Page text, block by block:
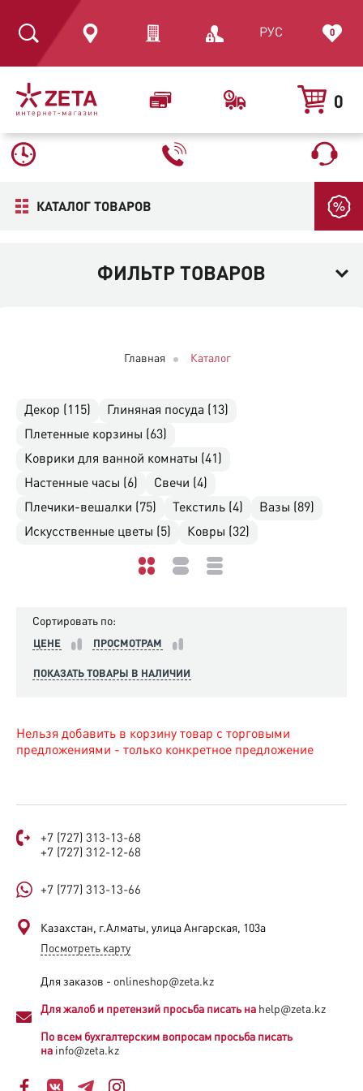
0
РУС 0
КАТАЛОГ ТОВАРОВ
ФИЛЬТР ТОВАРОВ
Главная Каталог
Декор (115)
Глиняная посуда (13)
Плетенные корзины (63)
Коврики для ванной комнаты (41)
Настенные часы (6)
Свечи (4)
Плечики-вешалки (75)
Текстиль (4)
Вазы (89)
Искусственные цветы (5)
Ковры (32)
Сортировать по:
ЦЕНЕ ПРОСМОТРАМ
ПОКАЗАТЬ ТОВАРЫ В НАЛИЧИИ
Нельзя добавить в корзину товар с торговыми
предложениями - только конкретное предложение
+7 (727) 313-13-68
+7 (727) 312-12-68
+7 (777) 313-13-66
Казахстан, г.Алматы, улица Ангарская, 103а​
Посмотреть карту
Для заказов - onlineshop@zeta.kz
Для жалоб и претензий просьба писать на help@zeta.kz
По всем бухгалтерским вопросам просьба писать
на info@zeta.kz